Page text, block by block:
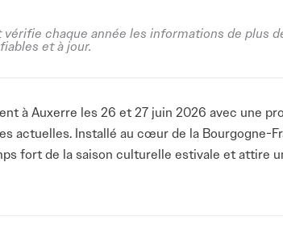
chaque année les informations de plus
et à jour.
à Auxerre les 26 et 27 juin 2026 avec une
actuelles. Installé au cœur de la Bourgogne-
fort de la saison culturelle estivale et attire
univers complémentaires. En tant que